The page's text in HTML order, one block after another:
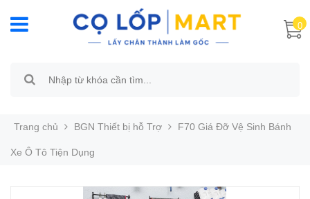
0
Trang chủ BGN Thiết bị hỗ Trợ F70 Giá Đỡ Vệ Sinh Bánh
Xe Ô Tô Tiện Dụng